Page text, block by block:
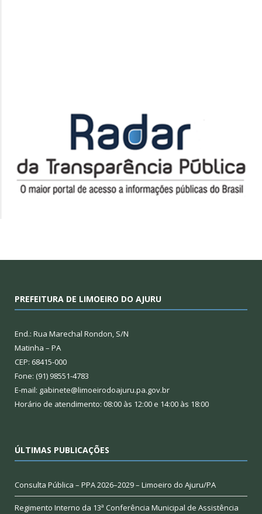
PREFEITURA DE LIMOEIRO DO AJURU
End.: Rua Marechal Rondon, S/N
Matinha – PA
CEP: 68415-000
Fone: (91) 98551-4783
E-mail: gabinete@limoeirodoajuru.pa.gov.br
Horário de atendimento: 08:00 às 12:00 e 14:00 às 18:00
ÚLTIMAS PUBLICAÇÕES
Consulta Pública – PPA 2026–2029 – Limoeiro do Ajuru/PA
Regimento Interno da 13ª Conferência Municipal de Assistência